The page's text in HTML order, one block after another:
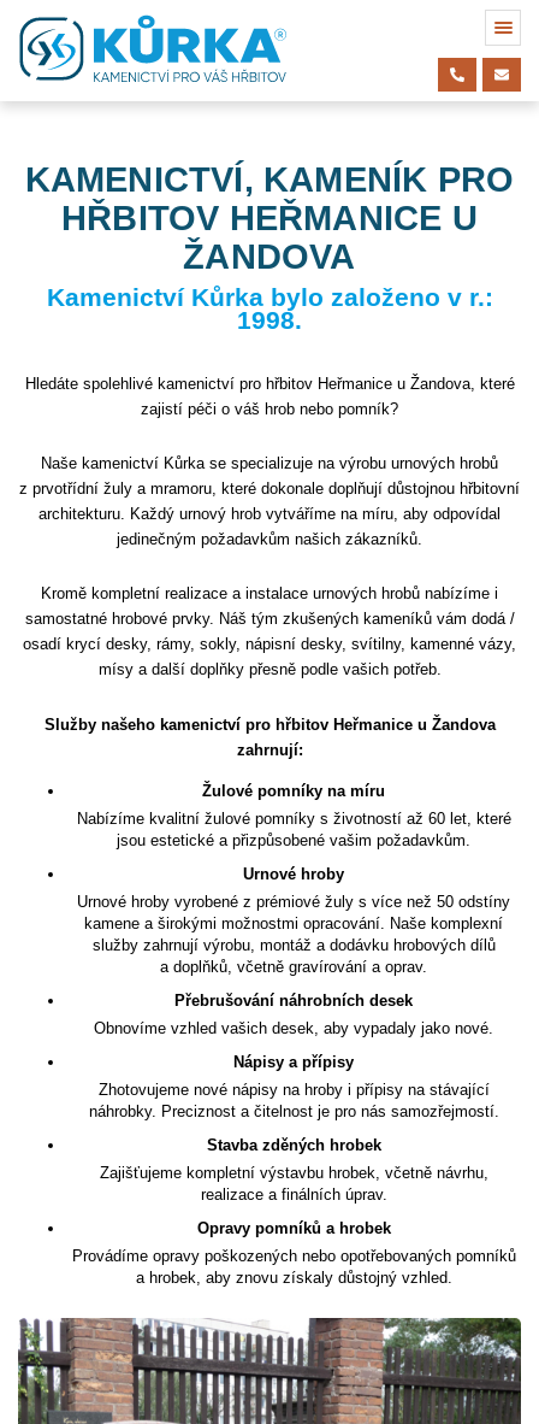
KAMENICTVÍ, KAMENÍK PRO
HŘBITOV HEŘMANICE U
ŽANDOVA
Kamenictví Kůrka bylo založeno v r.:
1998.
Hledáte spolehlivé kamenictví pro hřbitov Heřmanice u Žandova, které
zajistí péči o váš hrob nebo pomník?
Naše kamenictví Kůrka se specializuje na výrobu urnových hrobů
z prvotřídní žuly a mramoru, které dokonale doplňují důstojnou hřbitovní
architekturu. Každý urnový hrob vytváříme na míru, aby odpovídal
jedinečným požadavkům našich zákazníků.
Kromě kompletní realizace a instalace urnových hrobů nabízíme i
samostatné hrobové prvky. Náš tým zkušených kameníků vám dodá /
osadí krycí desky, rámy, sokly, nápisní desky, svítilny, kamenné vázy,
mísy a další doplňky přesně podle vašich potřeb.
Služby našeho kamenictví pro hřbitov Heřmanice u Žandova
zahrnují:
Žulové pomníky na míru
Nabízíme kvalitní žulové pomníky s životností až 60 let, které
jsou estetické a přizpůsobené vašim požadavkům.
Urnové hroby
Urnové hroby vyrobené z prémiové žuly s více než 50 odstíny
kamene a širokými možnostmi opracování. Naše komplexní
služby zahrnují výrobu, montáž a dodávku hrobových dílů
a doplňků, včetně gravírování a oprav.
Přebrušování náhrobních desek
Obnovíme vzhled vašich desek, aby vypadaly jako nové.
Nápisy a přípisy
Zhotovujeme nové nápisy na hroby i přípisy na stávající
náhrobky. Preciznost a čitelnost je pro nás samozřejmostí.
Stavba zděných hrobek
Zajišťujeme kompletní výstavbu hrobek, včetně návrhu,
realizace a finálních úprav.
Opravy pomníků a hrobek
Provádíme opravy poškozených nebo opotřebovaných pomníků
a hrobek, aby znovu získaly důstojný vzhled.